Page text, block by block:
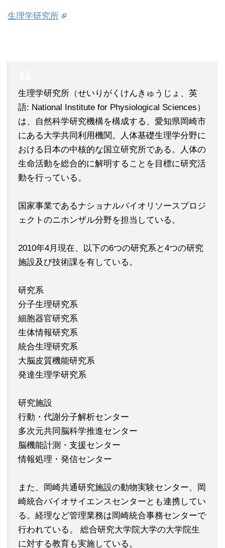
生理学研究所
生理学研究所（せいりがくけんきゅうじょ、英
語: National Institute for Physiological Sciences）
は、自然科学研究機構を構成する、愛知県岡崎市
にある大学共同利用機関。人体基礎生理学分野に
おける日本の中核的な国立研究所である。人体の
生命活動を総合的に解明することを目標に研究活
動を行っている。
国家事業であるナショナルバイオリソースプロジ
ェクトのニホンザル分野を担当している。
2010年4月現在、以下の6つの研究系と4つの研究
施設及び技術課を有している。
研究系
分子生理研究系
細胞器官研究系
生体情報研究系
統合生理研究系
大脳皮質機能研究系
発達生理学研究系
研究施設
行動・代謝分子解析センター
多次元共同脳科学推進センター
脳機能計測・支援センター
情報処理・発信センター
また、岡崎共通研究施設の動物実験センター、岡
崎統合バイオサイエンスセンターとも連携してい
る。経理など管理業務は岡崎統合事務センターで
行われている。 総合研究大学院大学の大学院生
に対する教育も実施している。